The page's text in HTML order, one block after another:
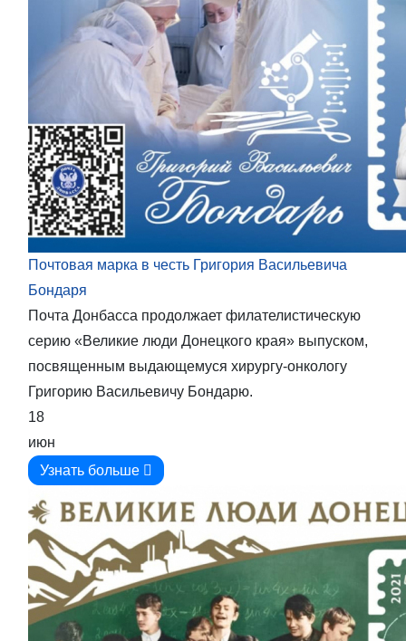
Почтовая марка в честь Григория Васильевича
Бондаря
Почта Донбасса продолжает филателистическую
серию «Великие люди Донецкого края» выпуском,
посвященным выдающемуся хирургу-онкологу
Григорию Васильевичу Бондарю.
18
июн
Узнать больше